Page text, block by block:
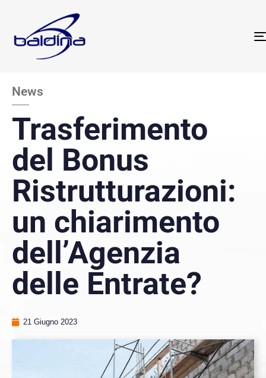
News
Trasferimento
del Bonus
Ristrutturazioni:
un chiarimento
dell’Agenzia
delle Entrate?
21 Giugno 2023